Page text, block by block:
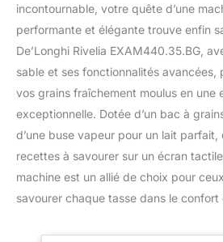
incontournable, votre quête d’une
performante et élégante trouve enfin
De’Longhi Rivelia EXAM440.35.BG,
sable et ses fonctionnalités avancées,
vos grains fraîchement moulus en une
exceptionnelle. Dotée d’un bac à
d’une buse vapeur pour un lait parfait,
recettes à savourer sur un écran
machine est un allié de choix pour
savourer chaque tasse dans le confort